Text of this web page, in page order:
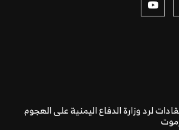
لرد وزارة الدفاع اليمنية على الهجوم